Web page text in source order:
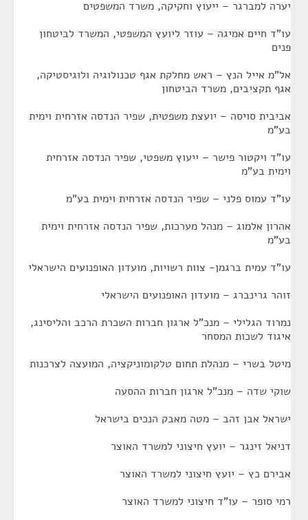
יערה למברגר – ייעוץ וחקיקה, משרד המשפטים
עו"ד חיים אמיגה – עוזר ליועץ המשפטי, המשרד לביטחון
פנים
אל"מ אייל הנץ – ראש מחלקת אגף טכנולוגיה ולוגיסטיקה,
אגף תקציבים, משרד הביטחון
אביבית סויסה – יועצת משפטית, שפיר הנדסה אזרחית וימית
בע"מ
עו"ד ויקטור פישר – ייעוץ משפטי, שפיר הנדסה אזרחית
וימית בע"מ
עו"ד עמוס פלני – שפיר הנדסה אזרחית וימית בע"מ
אהרון אלמוג – מנהל מערכות, שפיר הנדסה אזרחית וימית
בע"מ
עו"ד עמית ברגמן- צוות רשויות, מועדון האופנועים הישראלי
זוהר גרינברג – מועדון האופנועים הישראלי
נמרוד הגלילי – מנכ"ל ארגון חברות השכרת הרכב והליסינג,
איגוד לשכות המסחר
מיטל בשרי – מנהלת תחום טלקומוניקציה, המועצה לצרכנות
שוקי שדה – מנכ"ל ארגון חברות ההסעה
ישראל אבן זהב – מטה מאבק הנכים בישראל
דניאל זינגר – יועץ חיצוני למשרד האוצר
אבירם כץ – יועץ חיצוני למשרד האוצר
רמי סופר – עו"ד חיצוני למשרד האוצר